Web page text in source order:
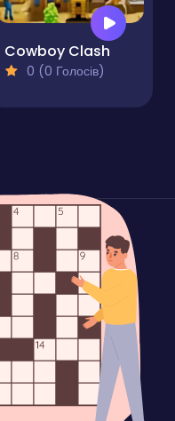
Cowboy Clash
0 (0 Голосів)